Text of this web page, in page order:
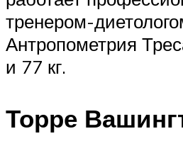
тренером-
Антропометрия
и 77 кг.
Торре